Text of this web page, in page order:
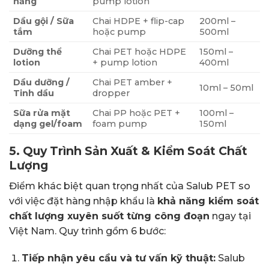
Dầu gội / Sữa
tắm
Chai HDPE + flip-cap
hoặc pump
200ml –
500ml
Dưỡng thể
lotion
Chai PET hoặc HDPE
+ pump lotion
150ml –
400ml
Dầu dưỡng /
Tinh dầu
Chai PET amber +
dropper
10ml – 50ml
Sữa rửa mặt
dạng gel/foam
Chai PP hoặc PET +
foam pump
100ml –
150ml
5. Quy Trình Sản Xuất & Kiểm Soát Chất
Lượng
Điểm khác biệt quan trọng nhất của Salub PET so
với việc đặt hàng nhập khẩu là khả năng kiểm soát
chất lượng xuyên suốt từng công đoạn ngay tại
Việt Nam. Quy trình gồm 6 bước:
Tiếp nhận yêu cầu và tư vấn kỹ thuật:Salub